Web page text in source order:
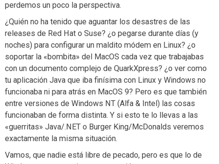
perdemos un poco la perspectiva.
¿Quién no ha tenido que aguantar los desastres de las
releases de Red Hat o Suse? ¿o pegarse durante días (y
noches) para configurar un maldito módem en Linux? ¿o
soportar la «bombita» del MacOS cada vez que trabajabas
con un documento complejo de QuarkXpress? ¿o ver como
tu aplicación Java que iba finísima con Linux y Windows no
funcionaba ni para atrás en MacOS 9? Pero es que también
entre versiones de Windows NT (Alfa & Intel) las cosas
funcionaban de forma distinta. Y si esto te lo llevas a las
«guerritas» Java/.NET o Burger King/McDonalds veremos
exactamente la misma situación.
Vamos, que nadie está libre de pecado, pero es que lo de